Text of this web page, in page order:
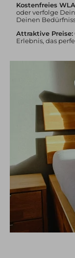
Kostenfreies
oder verfolge
Deinen
Attraktive Preise:
Erlebnis, das